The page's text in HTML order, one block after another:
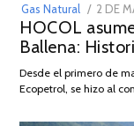
Gas Natural
ON
2 DE
HOCOL
Ballena:
Desde el primero de
Ecopetrol, se hizo al